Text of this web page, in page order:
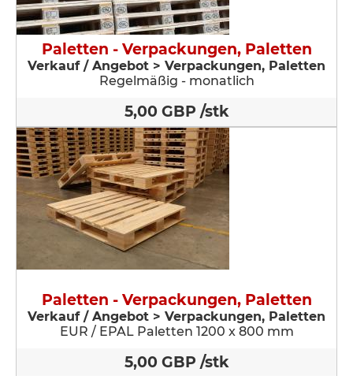
Paletten - Verpackungen, Paletten
Verkauf / Angebot > Verpackungen, Paletten
Regelmäßig - monatlich
5,00 GBP /stk
Paletten - Verpackungen, Paletten
Verkauf / Angebot > Verpackungen, Paletten
EUR / EPAL Paletten 1200 x 800 mm
5,00 GBP /stk